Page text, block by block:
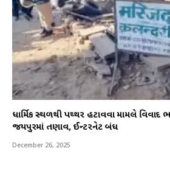
ધાર્મિક સ્થળથી પથ્થર હટાવવા મામલે વિવાદ
જયપુરમાં તણાવ, ઈન્ટરનેટ બંધ
December 26, 2025